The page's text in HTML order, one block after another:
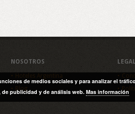
NOSOTROS
Hoteles Argentina
Blog
LEGAL
de medios sociales y para analizar el
publicidad y de análisis web.Mas información